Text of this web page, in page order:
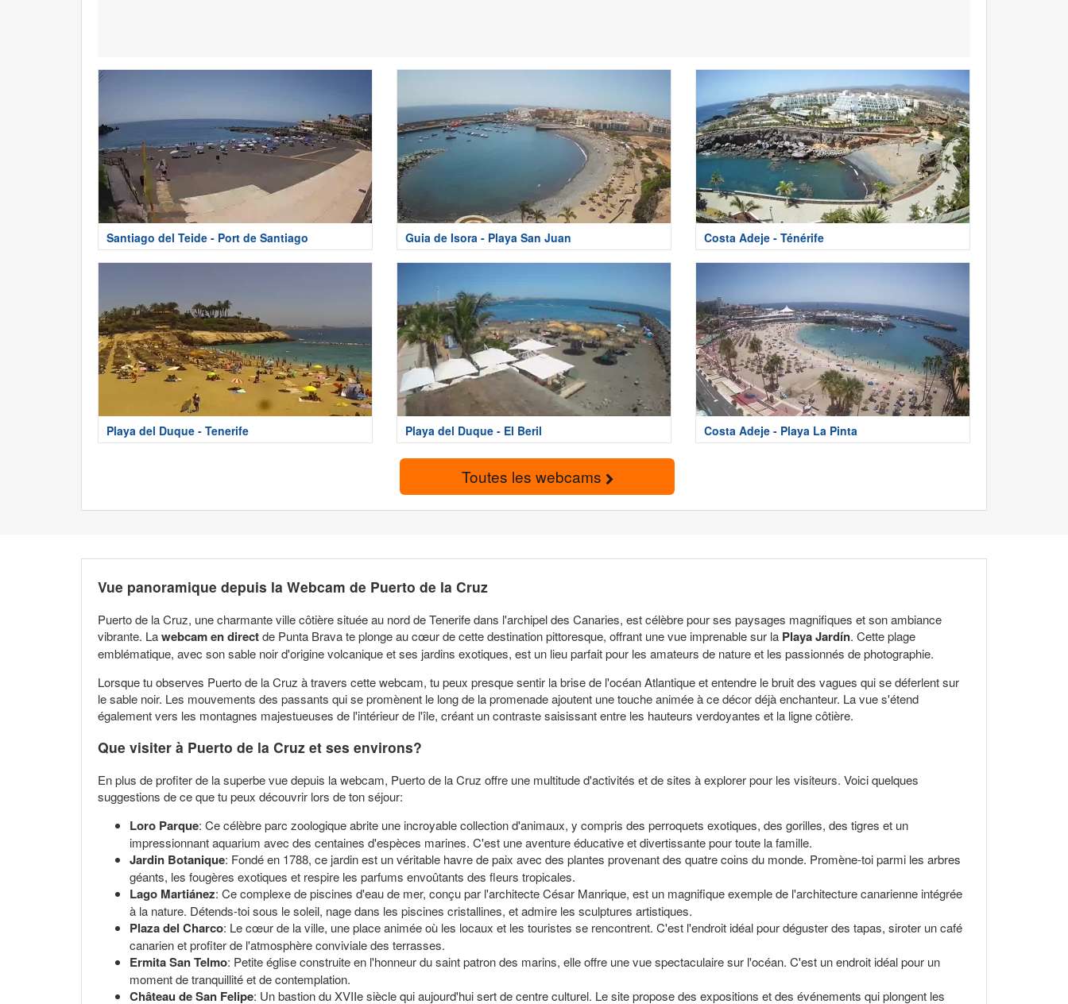
Santiago del Teide - Port de Santiago Guia de Isora - Playa San Juan Costa Adeje - Ténérife
Playa del Duque - Tenerife Playa del Duque - El Beril Costa Adeje - Playa La Pinta
Toutes les webcams
Vue panoramique depuis la Webcam de Puerto de la Cruz
Puerto de la Cruz, une charmante ville côtière située au nord de Tenerife dans l'archipel des Canaries, est célèbre pour ses paysages magnifiques et son ambiance
vibrante. Lawebcam en directde Punta Brava te plonge au cœur de cette destination pittoresque, offrant une vue imprenable sur la Playa Jardín. Cette plage
emblématique, avec son sable noir d'origine volcanique et ses jardins exotiques, est un lieu parfait pour les amateurs de nature et les passionnés de photographie.
Lorsque tu observes Puerto de la Cruz à travers cette webcam, tu peux presque sentir la brise de l'océan Atlantique et entendre le bruit des vagues qui se déferlent sur
le sable noir. Les mouvements des passants qui se promènent le long de la promenade ajoutent une touche animée à ce décor déjà enchanteur. La vue s'étend
également vers les montagnes majestueuses de l'intérieur de l'île, créant un contraste saisissant entre les hauteurs verdoyantes et la ligne côtière.
Que visiter à Puerto de la Cruz et ses environs?
En plus de profiter de la superbe vue depuis la webcam, Puerto de la Cruz offre une multitude d'activités et de sites à explorer pour les visiteurs. Voici quelques
suggestions de ce que tu peux découvrir lors de ton séjour:
Loro Parque: Ce célèbre parc zoologique abrite une incroyable collection d'animaux, y compris des perroquets exotiques, des gorilles, des tigres et un
impressionnant aquarium avec des centaines d'espèces marines. C'est une aventure éducative et divertissante pour toute la famille.
Jardin Botanique: Fondé en 1788, ce jardin est un véritable havre de paix avec des plantes provenant des quatre coins du monde. Promène-toi parmi les arbres
géants, les fougères exotiques et respire les parfums envoûtants des fleurs tropicales.
Lago Martiánez: Ce complexe de piscines d'eau de mer, conçu par l'architecte César Manrique, est un magnifique exemple de l'architecture canarienne intégrée
à la nature. Détends-toi sous le soleil, nage dans les piscines cristallines, et admire les sculptures artistiques.
Plaza del Charco: Le cœur de la ville, une place animée où les locaux et les touristes se rencontrent. C'est l'endroit idéal pour déguster des tapas, siroter un café
canarien et profiter de l'atmosphère conviviale des terrasses.
Ermita San Telmo: Petite église construite en l'honneur du saint patron des marins, elle offre une vue spectaculaire sur l'océan. C'est un endroit idéal pour un
moment de tranquillité et de contemplation.
Château de San Felipe: Un bastion du XVIIe siècle qui aujourd'hui sert de centre culturel. Le site propose des expositions et des événements qui plongent les